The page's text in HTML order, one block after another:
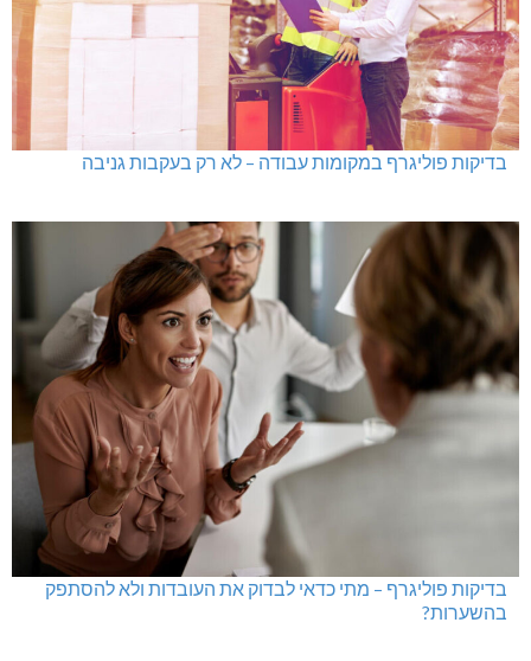
בדיקות פוליגרף במקומות עבודה – לא רק בעקבות גניבה